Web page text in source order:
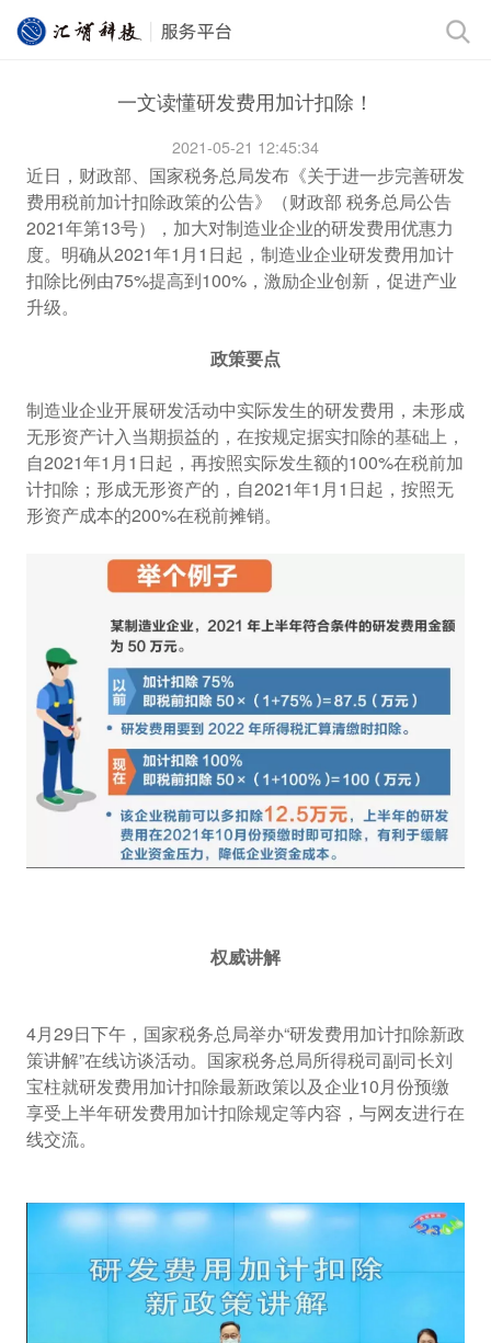
一文读懂研发费用加计扣除！
2021-05-21 12:45:34
近日，财政部、国家税务总局发布《关于进一步完善研发
费用税前加计扣除政策的公告》（财政部 税务总局公告
2021年第13号），加大对制造业企业的研发费用优惠力
度。明确从2021年1月1日起，制造业企业研发费用加计
扣除比例由75%提高到100%，激励企业创新，促进产业
升级。
政策要点
制造业企业开展研发活动中实际发生的研发费用，未形成
无形资产计入当期损益的，在按规定据实扣除的基础上，
自2021年1月1日起，再按照实际发生额的100%在税前加
计扣除；形成无形资产的，自2021年1月1日起，按照无
形资产成本的200%在税前摊销。
权威讲解
4月29日下午，国家税务总局举办“研发费用加计扣除新政
策讲解”在线访谈活动。国家税务总局所得税司副司长刘
宝柱就研发费用加计扣除最新政策以及企业10月份预缴
享受上半年研发费用加计扣除规定等内容，与网友进行在
线交流。